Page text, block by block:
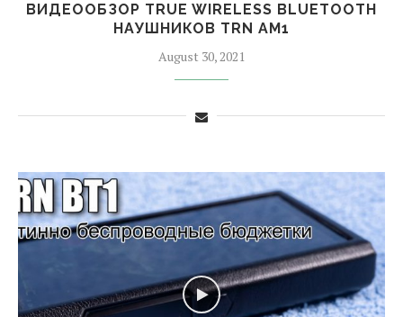
ВИДЕООБЗОР TRUE WIRELESS BLUETOOTH
НАУШНИКОВ TRN AM1
August 30, 2021